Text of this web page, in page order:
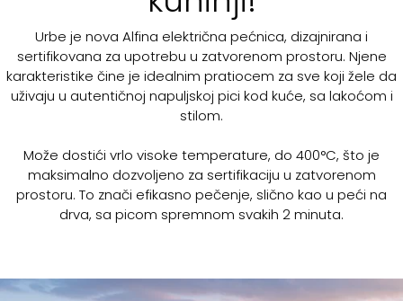
Urbe je nova Alfina električna pećnica, dizajnirana i
sertifikovana za upotrebu u zatvorenom prostoru. Njene
karakteristike čine je idealnim pratiocem za sve koji žele da
uživaju u autentičnoj napuljskoj pici kod kuće, sa lakoćom i
stilom.
Može dostići vrlo visoke temperature, do 400°C, što je
maksimalno dozvoljeno za sertifikaciju u zatvorenom
prostoru. To znači efikasno pečenje, slično kao u peći na
drva, sa picom spremnom svakih 2 minuta.